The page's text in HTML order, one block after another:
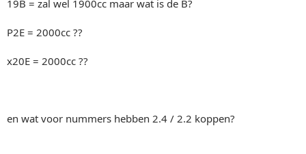
19B = zal wel 1900cc maar wat is de B?
P2E = 2000cc ??
x20E = 2000cc ??
en wat voor nummers hebben 2.4 / 2.2 koppen?